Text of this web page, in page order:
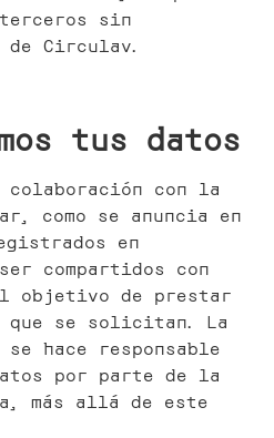
sin
Circulav.
tus datos
con la
como se anuncia en
en
compartidos con
objetivo de prestar
se solicitan. La
hace responsable
por parte de la
más allá de este